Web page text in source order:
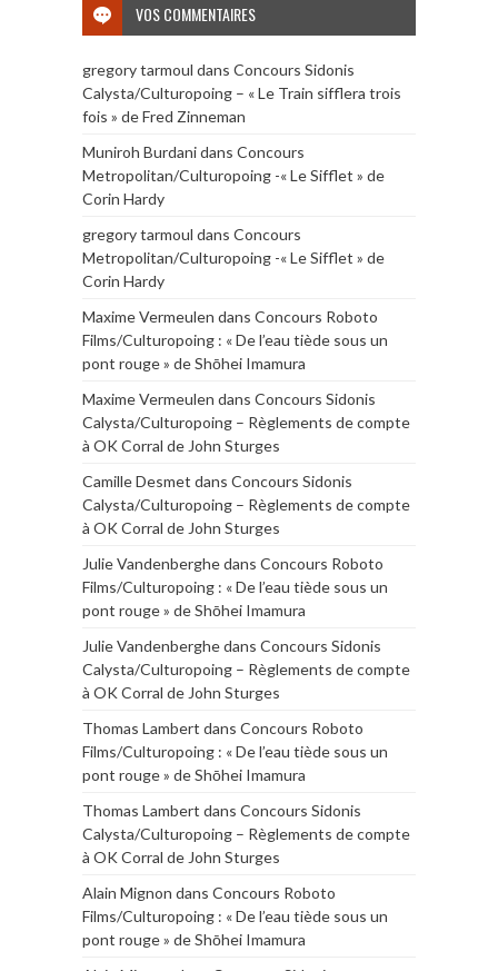
VOS COMMENTAIRES
gregory tarmoul dans Concours Sidonis
Calysta/Culturopoing – « Le Train sifflera trois
fois » de Fred Zinneman
Muniroh Burdanidans Concours
Metropolitan/Culturopoing -« Le Sifflet » de
Corin Hardy
gregory tarmoul dans Concours
Metropolitan/Culturopoing -« Le Sifflet » de
Corin Hardy
Maxime Vermeulen dans Concours Roboto
Films/Culturopoing : « De l’eau tiède sous un
pont rouge » de Shōhei Imamura
Maxime Vermeulen dans Concours Sidonis
Calysta/Culturopoing – Règlements de compte
à OK Corral de John Sturges
Camille Desmet dans Concours Sidonis
Calysta/Culturopoing – Règlements de compte
à OK Corral de John Sturges
Julie Vandenberghedans Concours Roboto
Films/Culturopoing : « De l’eau tiède sous un
pont rouge » de Shōhei Imamura
Julie Vandenberghedans Concours Sidonis
Calysta/Culturopoing – Règlements de compte
à OK Corral de John Sturges
Thomas Lambert dans Concours Roboto
Films/Culturopoing : « De l’eau tiède sous un
pont rouge » de Shōhei Imamura
Thomas Lambert dans Concours Sidonis
Calysta/Culturopoing – Règlements de compte
à OK Corral de John Sturges
Alain Mignon dans Concours Roboto
Films/Culturopoing : « De l’eau tiède sous un
pont rouge » de Shōhei Imamura